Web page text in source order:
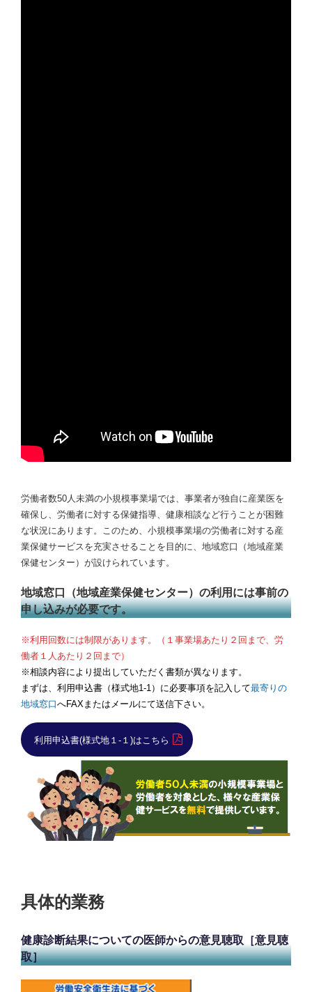
労働者数50人未満の小規模事業場では、事業者が独自に産業医を
確保し、労働者に対する保健指導、健康相談など行うことが困難
な状況にあります。このため、小規模事業場の労働者に対する産
業保健サービスを充実させることを目的に、地域窓口（地域産業
保健センター）が設けられています。
地域窓口（地域産業保健センター）の利用には事前の
申し込みが必要です。
※利用回数には制限があります。（１事業場あたり２回まで、労
働者１人あたり２回まで）
※相談内容により提出していただく書類が異なります。
まずは、利用申込書（様式地1-1）に必要事項を記入して最寄りの
地域窓口へFAXまたはメールにて送信下さい。
利用申込書(様式地１-１)はこちら
具体的業務
健康診断結果についての医師からの意見聴取［意見聴
取］